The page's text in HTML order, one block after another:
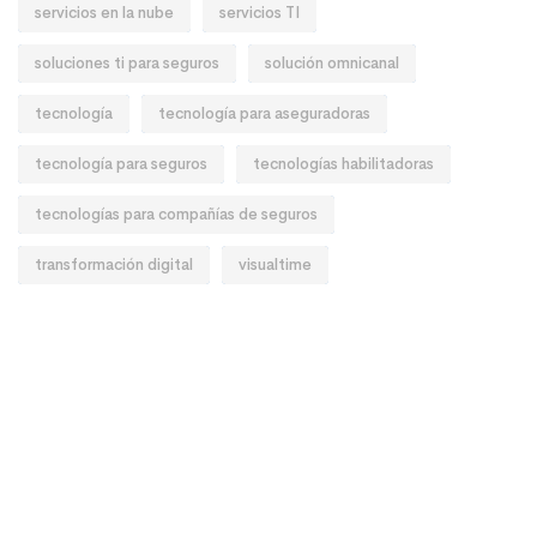
servicios en la nube servicios TI
soluciones ti para seguros solución omnicanal
tecnología tecnología para aseguradoras
tecnología para seguros tecnologías habilitadoras
tecnologías para compañías de seguros
transformación digital visualtime